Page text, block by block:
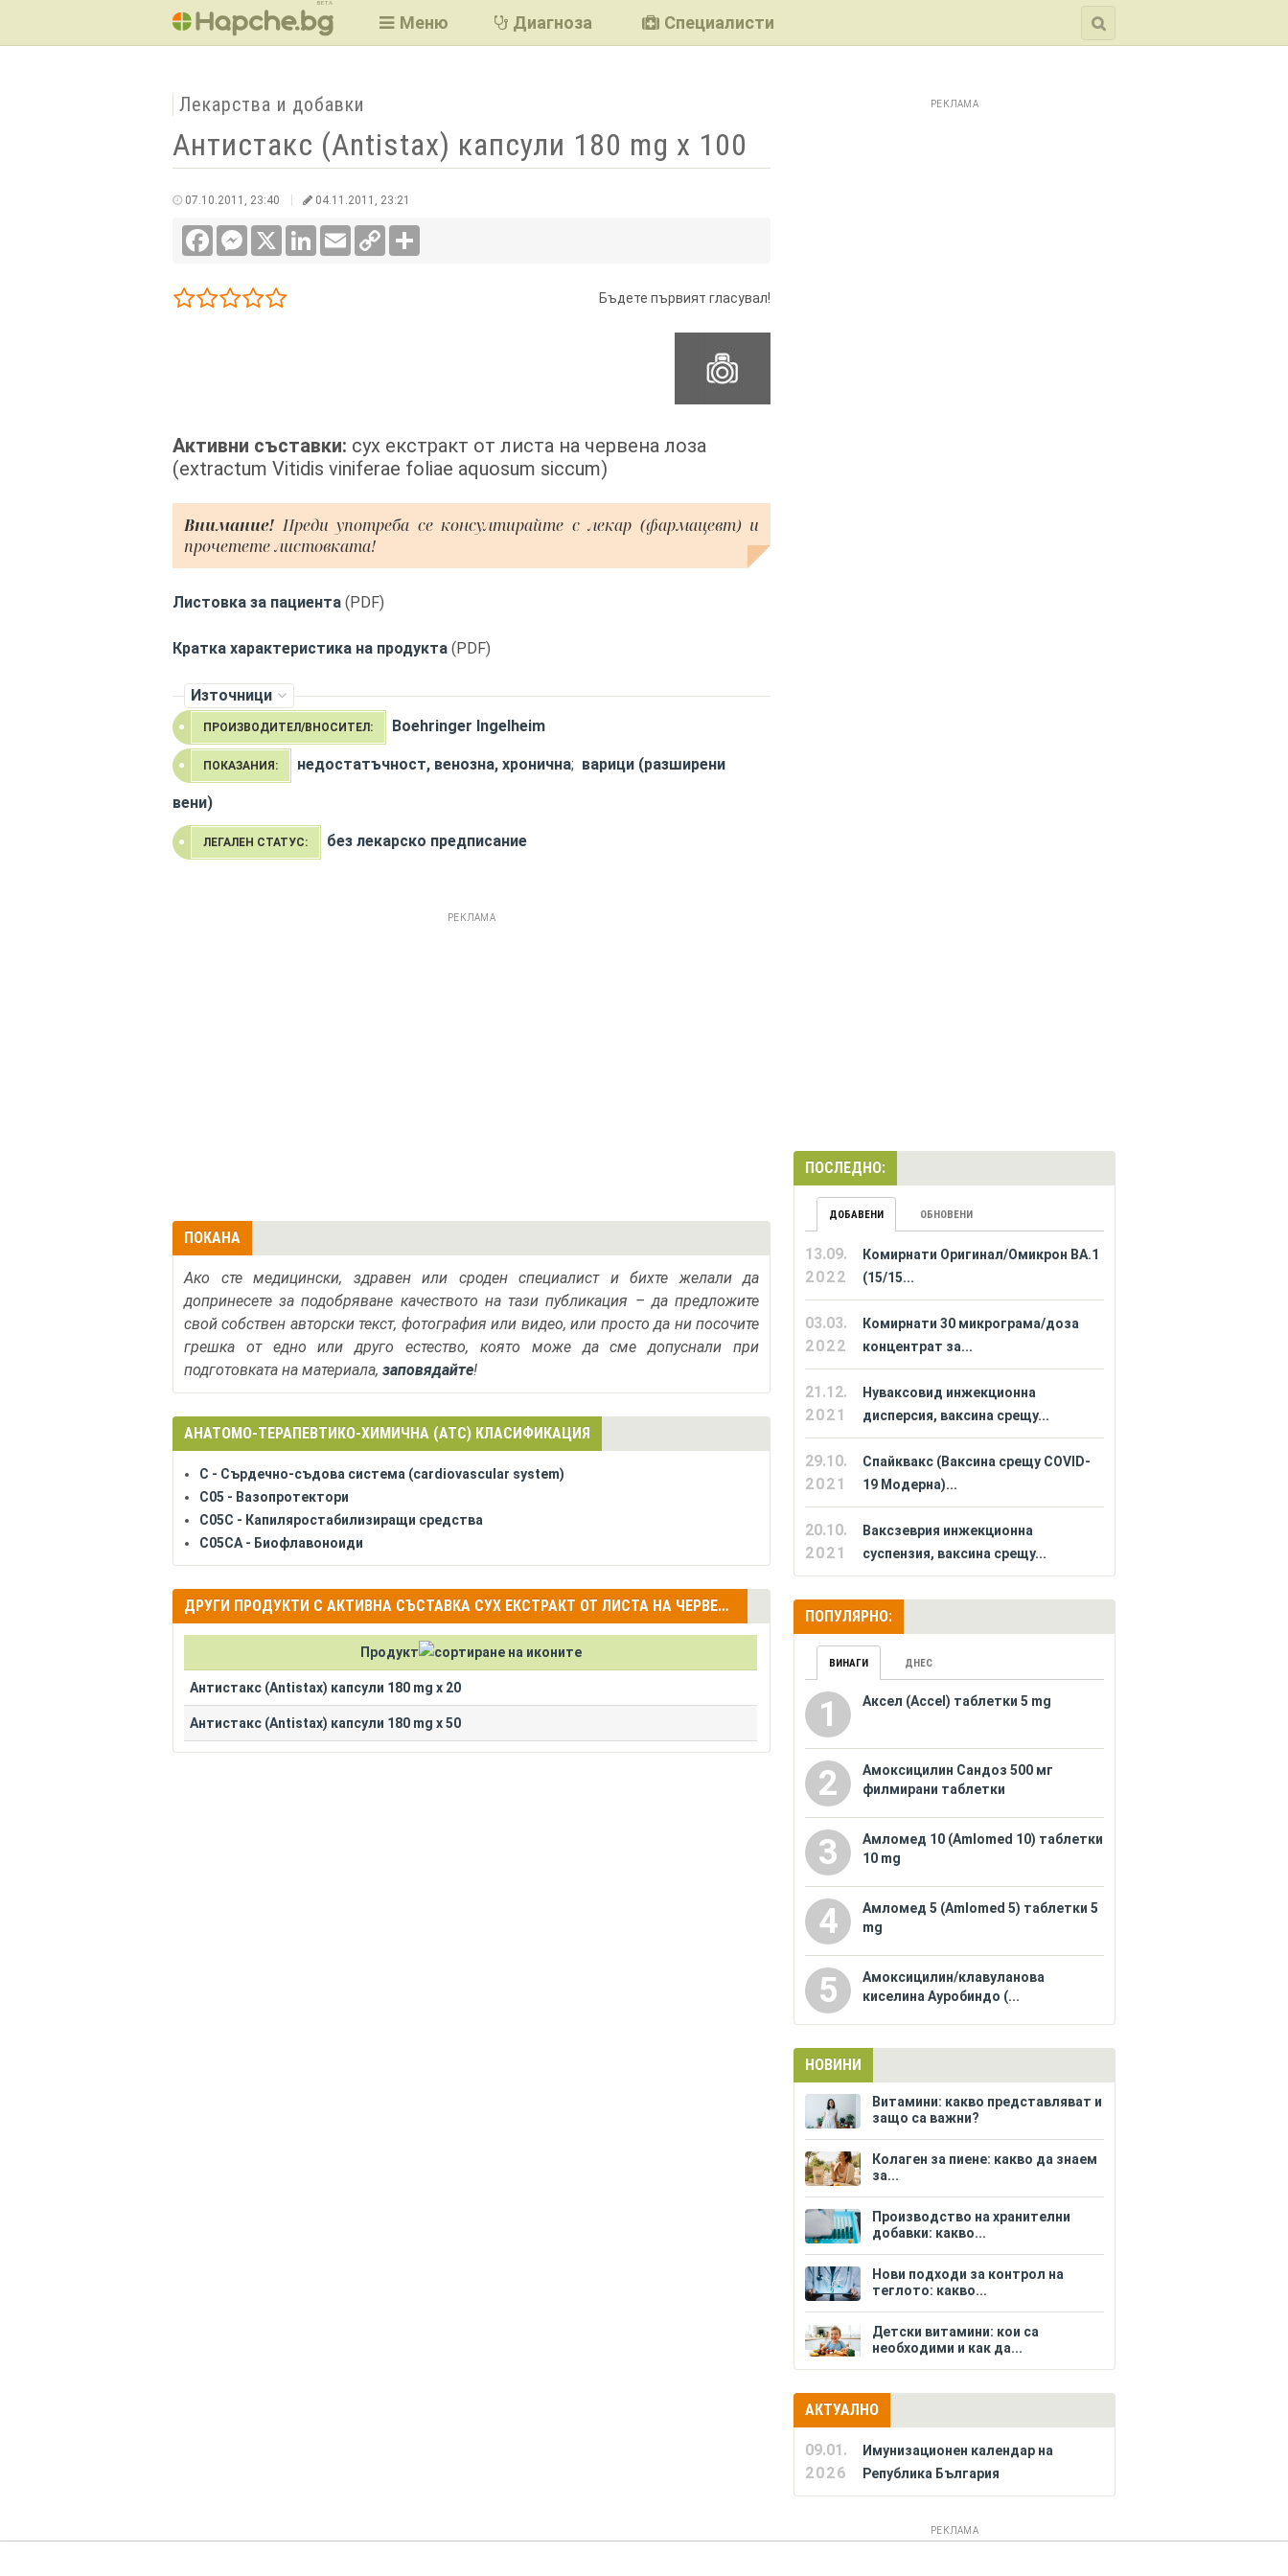
BETA
Меню Диагноза Специалисти
Лекарства и добавки
Антистакс (Antistax) капсули 180 mg x 100
07.10.2011, 23:40 04.11.2011, 23:21
FacebookMessenger LinkedInEmail
Copy
Link
1/52/53/54/55/5 Бъдете първият гласувал!
Активни съставки: сух екстракт от листа на червена лоза
(extractum Vitidis viniferae foliae aquosum siccum)
Внимание! Преди употреба се консултирайте с лекар (фармацевт) и
прочетете листовката!
Листовка за пациента (PDF)
Кратка характеристика на продукта (PDF)
Източници
ПРОИЗВОДИТЕЛ/ВНОСИТЕЛ: Boehringer Ingelheim
ПОКАЗАНИЯ: недостатъчност, венозна, хронична; варици (разширени
вени)
ЛЕГАЛЕН СТАТУС: без лекарско предписание
РЕКЛАМА
ПОКАНА
Ако сте медицински, здравен или сроден специалист и бихте желали да
допринесете за подобряване качеството на тази публикация – да предложите
свой собствен авторски текст, фотография или видео, или просто да ни посочите
грешка от едно или друго естество, която може да сме допуснали при
подготовката на материала, заповядайте!
АНАТОМО-ТЕРАПЕВТИКО-ХИМИЧНА (АТС) КЛАСИФИКАЦИЯ
C - Сърдечно-съдова система (cardiovascular system)
C05 - Вазопротектори
C05C - Капиляростабилизиращи средства
C05CA - Биофлавоноиди
ДРУГИ ПРОДУКТИ С АКТИВНА СЪСТАВКА СУХ ЕКСТРАКТ ОТ ЛИСТА НА ЧЕРВЕНА ЛОЗА (EXTRACTUM VITIDIS VINIFERAE FOLIAE AQUOSUM SICCUM)
Продукт
Антистакс (Antistax) капсули 180 mg x 20
Антистакс (Antistax) капсули 180 mg x 50
РЕКЛАМА
ПОСЛЕДНО:
ДОБАВЕНИ ОБНОВЕНИ
13.09.
2022
Комирнати Оригинал/Омикрон BA.1
(15/15...
03.03.
2022
Комирнати 30 микрограма/доза
концентрат за...
21.12.
2021
Нуваксовид инжекционна
дисперсия, ваксина срещу...
29.10.
2021
Спайквакс (Ваксина срещу COVID-
19 Модерна)...
20.10.
2021
Ваксзеврия инжекционна
суспензия, ваксина срещу...
ПОПУЛЯРНО:
ВИНАГИ ДНЕС
1 Аксел (Accel) таблетки 5 mg
2
Амоксицилин Сандоз 500 мг
филмирани таблетки
3
Амломед 10 (Amlomed 10) таблетки
10 mg
4
Амломед 5 (Amlomed 5) таблетки 5
mg
5
Амоксицилин/клавуланова
киселина Ауробиндо (...
НОВИНИ
Витамини: какво представляват и
защо са важни?
Колаген за пиене: какво да знаем
за...
Производство на хранителни
добавки: какво...
Нови подходи за контрол на
теглото: какво...
Детски витамини: кои са
необходими и как да...
АКТУАЛНО
09.01.
2026
Имунизационен календар на
Република България
РЕКЛАМА